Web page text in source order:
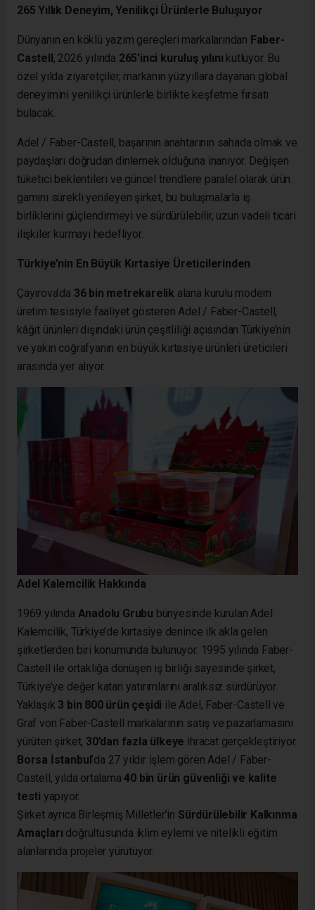
265 Yıllık Deneyim, Yenilikçi Ürünlerle Buluşuyor
Dünyanın en köklü yazım gereçleri markalarından Faber-
Castell , 2026 yılında 265’inci kuruluş yılını kutluyor. Bu
özel yılda ziyaretçiler, markanın yüzyıllara dayanan global
deneyimini yenilikçi ürünlerle birlikte keşfetme fırsatı
bulacak.
Adel / Faber-Castell, başarının anahtarının sahada olmak ve
paydaşları doğrudan dinlemek olduğuna inanıyor. Değişen
tüketici beklentileri ve güncel trendlere paralel olarak ürün
gamını sürekli yenileyen şirket, bu buluşmalarla iş
birliklerini güçlendirmeyi ve sürdürülebilir, uzun vadeli ticari
ilişkiler kurmayı hedefliyor.
Türkiye’nin En Büyük Kırtasiye Üreticilerinden
Çayırova’da 36 bin metrekarelik alana kurulu modern
üretim tesisiyle faaliyet gösteren Adel / Faber-Castell,
kâğıt ürünleri dışındaki ürün çeşitliliği açısından Türkiye’nin
ve yakın coğrafyanın en büyük kırtasiye ürünleri üreticileri
arasında yer alıyor.
Adel Kalemcilik Hakkında
1969 yılında Anadolu Grubu bünyesinde kurulan Adel
Kalemcilik, Türkiye’de kırtasiye denince ilk akla gelen
şirketlerden biri konumunda bulunuyor. 1995 yılında Faber-
Castell ile ortaklığa dönüşen iş birliği sayesinde şirket,
Türkiye’ye değer katan yatırımlarını aralıksız sürdürüyor.
Yaklaşık 3 bin 800 ürün çeşidi ile Adel, Faber-Castell ve
Graf von Faber-Castell markalarının satış ve pazarlamasını
yürüten şirket, 30’dan fazla ülkeye ihracat gerçekleştiriyor.
Borsa İstanbul’da 27 yıldır işlem gören Adel / Faber-
Castell, yılda ortalama40 bin ürün güvenliği ve kalite
testi yapıyor.
Şirket ayrıca Birleşmiş Milletler’in Sürdürülebilir Kalkınma
Amaçları doğrultusunda iklim eylemi ve nitelikli eğitim
alanlarında projeler yürütüyor.